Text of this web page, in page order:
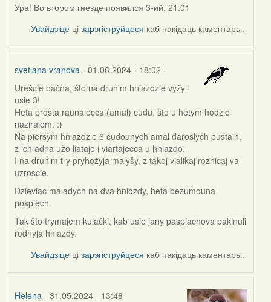
Ура! Во втором гнезде появился 3-ий, 21.01
Увайдзіце цізарэгіструйцеся каб пакідаць каментары.
svetlana vranova - 01.06.2024 - 18:02
Urešcie bačna, što na druhim hniazdzie vyžyli
usie 3!
Heta prosta raunaiecca (amal) cudu, što u hetym hodzie
naziraiem. :)
Na pieršym hniazdzie 6 cudounych amal daroslych pustalh,
z ich adna užo liataje i viartajecca u hniazdo.
I na druhim try pryhožyja malyšy, z takoj vialikaj roznicaj va
uzroscie.
Dzieviac maladych na dva hniozdy, heta bezumouna
pospiech.
Tak što trymajem kulački, kab usie jany paspiachova pakinuli
rodnyja hniazdy.
Увайдзіце цізарэгіструйцеся каб пакідаць каментары.
Helena - 31.05.2024 - 13:48